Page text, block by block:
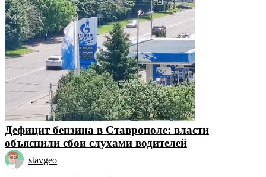
Дефицит бензина в Ставрополе: власти
объяснили сбои слухами водителей
stavgeo